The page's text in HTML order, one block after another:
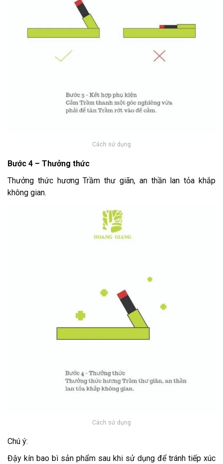
Cách sử dụng
Bước 4 – Thưởng thức
Thưởng thức hương Trầm thư giãn, an thần lan tỏa khắp
không gian.
Cách sử dụng
Chú ý:
Đậy kín bao bì sản phẩm sau khi sử dụng để tránh tiếp xúc